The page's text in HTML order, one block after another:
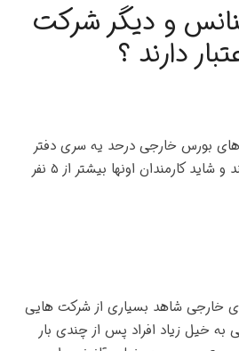
و دیگر شرکت
دارند ؟
بورس خارجی درحد یه سری دفتر
کار در خارج از کشور هستند و شاید کارمندان اونها بیشتر از ۵ نفر
خارجی شاهد بسیاری از شرکت هایی
به خیل زیاد افراد پس از چندی بار